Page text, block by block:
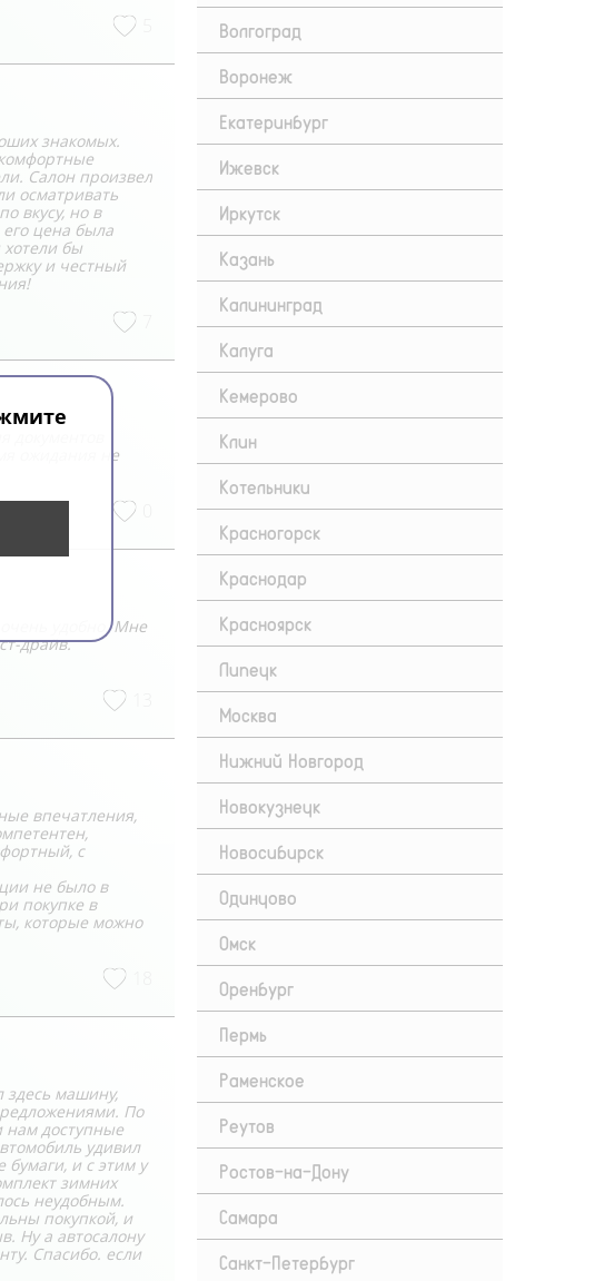
знакомых.
Салон произвел
осматривать
вкусу, но в
цена была
бы
и честный
ожидания не
удобно. Мне
драйв.
впечатления,
с
не было в
покупке в
которые можно
здесь машину,
По
нам доступные
удивил
и с этим у
зимних
неудобным.
покупкой, и
Ну а автосалону
Спасибо. если
Волгоград
Воронеж
Екатеринбург
Ижевск
Иркутск
Казань
Калининград
Калуга
Кемерово
Клин
Котельники
Красногорск
Краснодар
Красноярск
Липецк
Москва
Нижний Новгород
Новокузнецк
Новосибирск
Одинцово
Омск
Оренбург
Пермь
Раменское
Реутов
Ростов-на-Дону
Самара
Санкт-Петербург